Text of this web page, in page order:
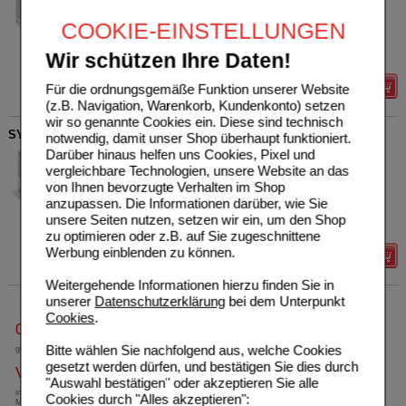
COOKIE-EINSTELLUNGEN
Wir schützen Ihre Daten!
Für die ordnungsgemäße Funktion unserer Website
(z.B. Navigation, Warenkorb, Kundenkonto) setzen
wir so genannte Cookies ein. Diese sind technisch
notwendig, damit unser Shop überhaupt funktioniert.
Darüber hinaus helfen uns Cookies, Pixel und
vergleichbare Technologien, unsere Website an das
von Ihnen bevorzugte Verhalten im Shop
anzupassen. Die Informationen darüber, wie Sie
unsere Seiten nutzen, setzen wir ein, um den Shop
zu optimieren oder z.B. auf Sie zugeschnittene
Werbung einblenden zu können.
Weitergehende Informationen hierzu finden Sie in
unserer Datenschutzerklärungbei dem Unterpunkt
Cookies.
Bitte wählen Sie nachfolgend aus, welche Cookies
gesetzt werden dürfen, und bestätigen Sie dies durch
"Auswahl bestätigen" oder akzeptieren Sie alle
Cookies durch "Alles akzeptieren":
Einnehmen
Unser Preis *
Sie sparen 4,24 €
Grundpreis
Details
SYMBIOFLOR 1 Suspension
Klinge Pharma GmbH
08636223
2X50ml Suspension
UVP**
Unser Preis*
Sie sparen
Grundpreis
241,90 €
0800-10 11 422
gebührenfreie Rufnummer
Versandkostenfrei
innerhalb Deutschlands bei einem
Mindestbestellwert von 13,99 Euro oder bei